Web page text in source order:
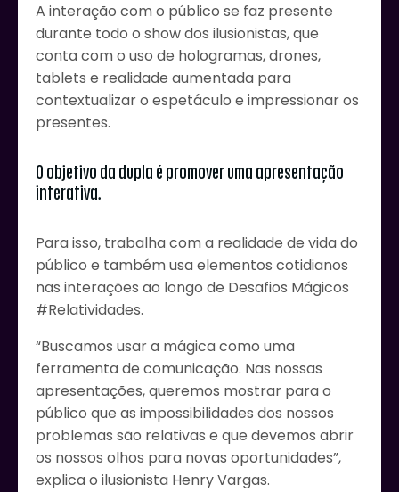
A interação com o público se faz presente
durante todo o show dos ilusionistas, que
conta com o uso de hologramas, drones,
tablets e realidade aumentada para
contextualizar o espetáculo e impressionar os
presentes.
O objetivo da dupla é promover uma apresentação
interativa.
Para isso, trabalha com a realidade de vida do
público e também usa elementos cotidianos
nas interações ao longo de Desafios Mágicos
#Relatividades.
“Buscamos usar a mágica como uma
ferramenta de comunicação. Nas nossas
apresentações, queremos mostrar para o
público que as impossibilidades dos nossos
problemas são relativas e que devemos abrir
os nossos olhos para novas oportunidades”,
explica o ilusionista Henry Vargas.